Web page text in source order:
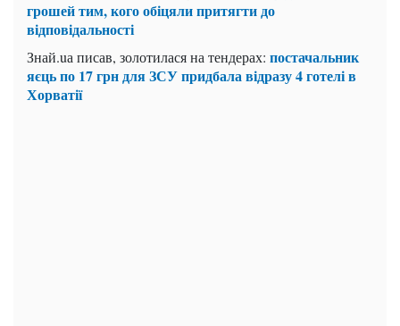
грошей тим, кого обіцяли притягти до
відповідальності
Знай.uа писав, золотилася на тендерах: постачальник
яєць по 17 грн для ЗСУ придбала відразу 4 готелі в
Хорватії